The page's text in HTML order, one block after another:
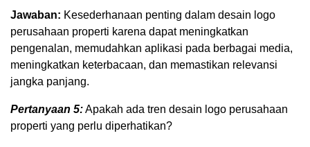
Jawaban: Kesederhanaan penting dalam desain logo
perusahaan properti karena dapat meningkatkan
pengenalan, memudahkan aplikasi pada berbagai media,
meningkatkan keterbacaan, dan memastikan relevansi
jangka panjang.
Pertanyaan 5:Apakah ada tren desain logo perusahaan
properti yang perlu diperhatikan?